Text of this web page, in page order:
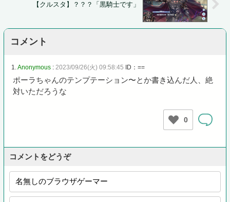
【クルスタ】？？？「黒騎士です」
コメント
1. Anonymous : 2023/09/26(火) 09:58:45 ID：==
ポーラちゃんのテンプテーション〜とか書き込んだ人、絶
対いただろうな
0
コメントをどうぞ